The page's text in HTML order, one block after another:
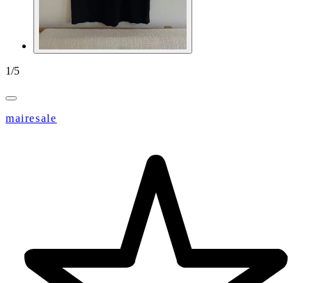
1/5
mairesale